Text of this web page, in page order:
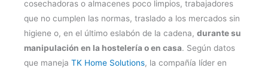
cosechadoras o almacenes poco limpios, trabajadores
que no cumplen las normas, traslado a los mercados sin
higiene o, en el último eslabón de la cadena, durante su
manipulación en la hostelería o en casa. Según datos
que maneja TK Home Solutions, la compañía líder en